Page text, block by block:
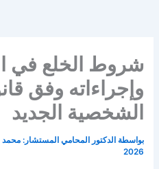
شروط الخلع في
وإجراءاته وفق
الشخصية الجديد
بواسطة الدكتور المحامي المستشار: محمد
2026